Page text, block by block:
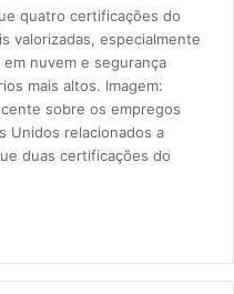
quatro certificações do
valorizadas, especialmente
nuvem e segurança
mais altos. Imagem:
sobre os empregos
Unidos relacionados a
duas certificações do